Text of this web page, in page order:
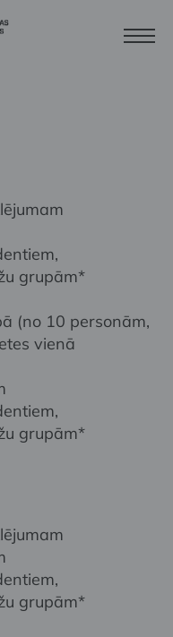
grupām*
(no 10 personām,
vienā
grupām*
grupām*